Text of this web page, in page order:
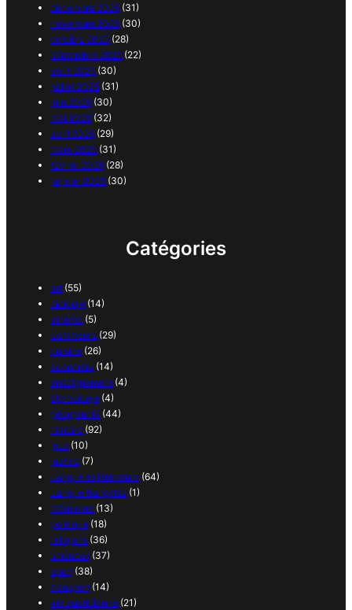
décembre 2025 (31)
novembre 2025 (30)
octobre 2025 (28)
septembre 2025 (22)
août 2025 (30)
juillet 2025 (31)
juin 2025 (30)
mai 2025 (32)
avril 2025 (29)
mars 2025 (31)
février 2025 (28)
janvier 2025 (30)
Catégories
art (55)
biologie (14)
cinéma (5)
commerce (29)
cuisine (26)
économie (14)
enseignement (4)
étymologie (4)
géographie (44)
histoire (92)
jeux (10)
justice (7)
Langue et littérature (64)
Langue française (1)
médecine (13)
politique (18)
religions (36)
sciences (37)
sport (38)
transport (14)
vie quotidienne (21)